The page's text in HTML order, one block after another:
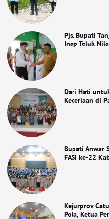
Pjs. Bupati
Inap Teluk
Dari Hati
Keceriaan di
Bupati Anwar
FASI ke-22
Kejurprov
Pola, Ketua